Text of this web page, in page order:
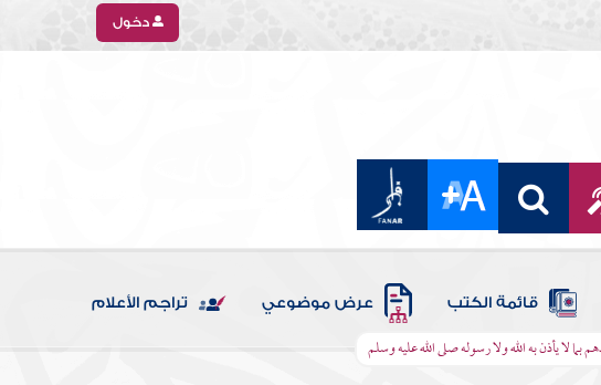
دخول
قائمة الكتب عرض موضوعي تراجم الأعلام
لا يأذن به الله ولا رسوله صلى الله عليه وسلم